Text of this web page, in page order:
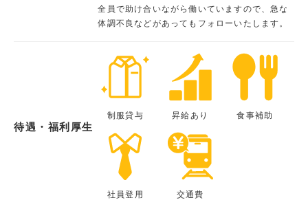
全員で助け合いながら働いていますので、急な
体調不良などがあってもフォローいたします。
待遇・福利厚生
制服貸与 昇給あり 食事補助
社員登用 交通費